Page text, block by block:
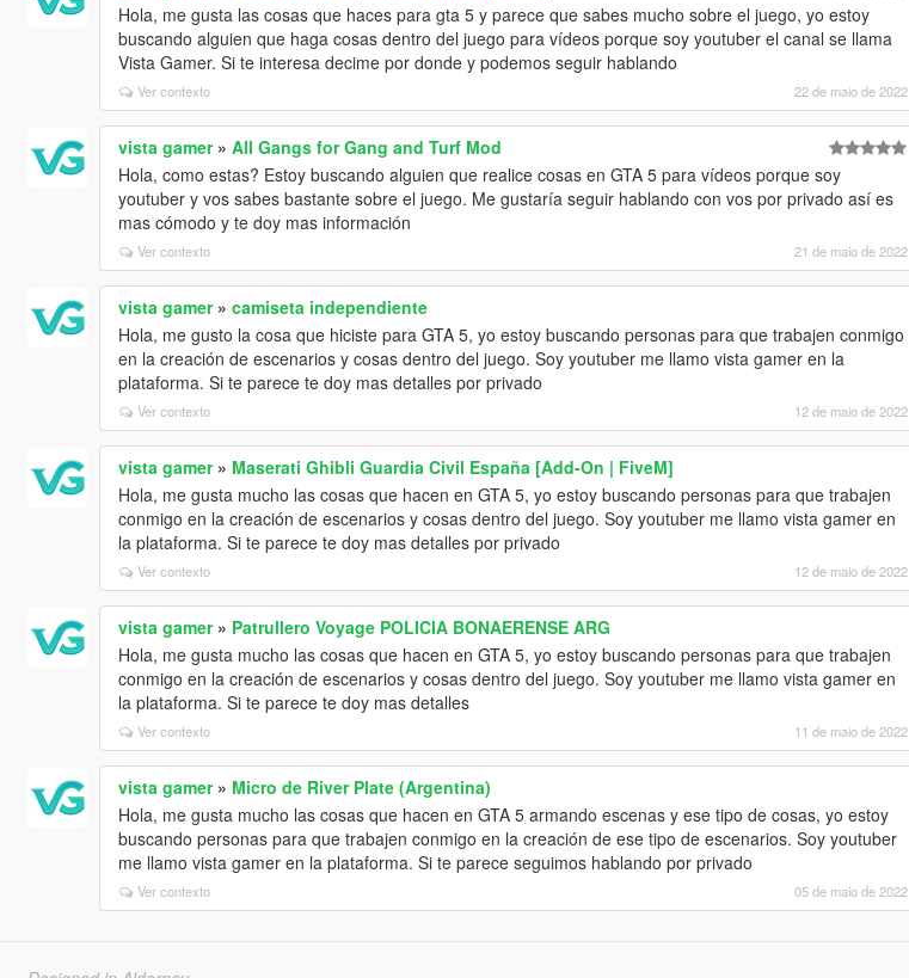
Hola, me gusta las cosas que haces para gta 5 y parece que sabes mucho sobre el juego, yo estoy
buscando alguien que haga cosas dentro del juego para vídeos porque soy youtuber el canal se llama
Vista Gamer. Si te interesa decime por donde y podemos seguir hablando
Ver contexto 22 de maio de 2022
vista gamer» All Gangs for Gang and Turf Mod
Hola, como estas? Estoy buscando alguien que realice cosas en GTA 5 para vídeos porque soy
youtuber y vos sabes bastante sobre el juego. Me gustaría seguir hablando con vos por privado así es
mas cómodo y te doy mas información
Ver contexto 21 de maio de 2022
vista gamer» camiseta independiente
Hola, me gusto la cosa que hiciste para GTA 5, yo estoy buscando personas para que trabajen conmigo
en la creación de escenarios y cosas dentro del juego. Soy youtuber me llamo vista gamer en la
plataforma. Si te parece te doy mas detalles por privado
Ver contexto 12 de maio de 2022
vista gamer» Maserati Ghibli Guardia Civil España [Add-On | FiveM]
Hola, me gusta mucho las cosas que hacen en GTA 5, yo estoy buscando personas para que trabajen
conmigo en la creación de escenarios y cosas dentro del juego. Soy youtuber me llamo vista gamer en
la plataforma. Si te parece te doy mas detalles por privado
Ver contexto 12 de maio de 2022
vista gamer» Patrullero Voyage POLICIA BONAERENSE ARG
Hola, me gusta mucho las cosas que hacen en GTA 5, yo estoy buscando personas para que trabajen
conmigo en la creación de escenarios y cosas dentro del juego. Soy youtuber me llamo vista gamer en
la plataforma. Si te parece te doy mas detalles
Ver contexto 11 de maio de 2022
vista gamer» Micro de River Plate (Argentina)
Hola, me gusta mucho las cosas que hacen en GTA 5 armando escenas y ese tipo de cosas, yo estoy
buscando personas para que trabajen conmigo en la creación de ese tipo de escenarios. Soy youtuber
me llamo vista gamer en la plataforma. Si te parece seguimos hablando por privado
Ver contexto 05 de maio de 2022